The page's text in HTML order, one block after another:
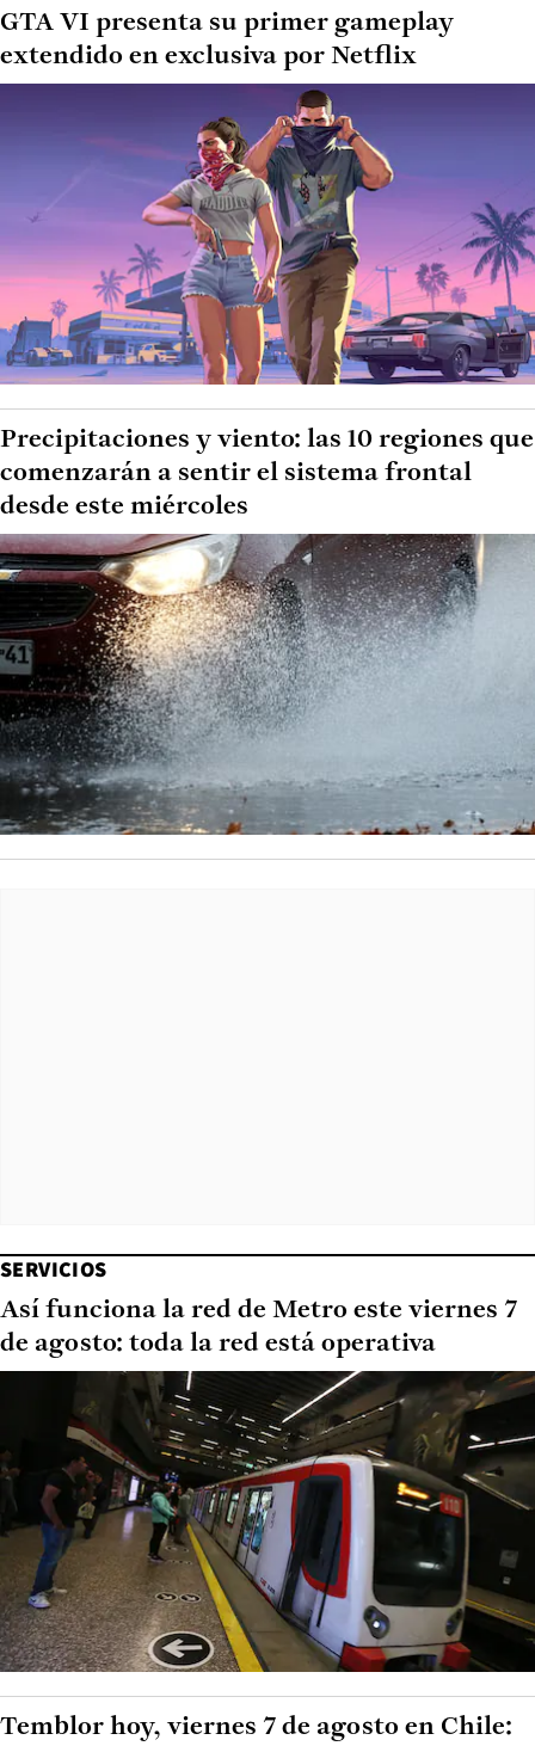
GTA VI presenta su primer gameplay
extendido en exclusiva por Netflix
Precipitaciones y viento: las 10 regiones que
comenzarán a sentir el sistema frontal
desde este miércoles
SERVICIOS
Así funciona la red de Metro este viernes 7
de agosto: toda la red está operativa
Temblor hoy, viernes 7 de agosto en Chile: